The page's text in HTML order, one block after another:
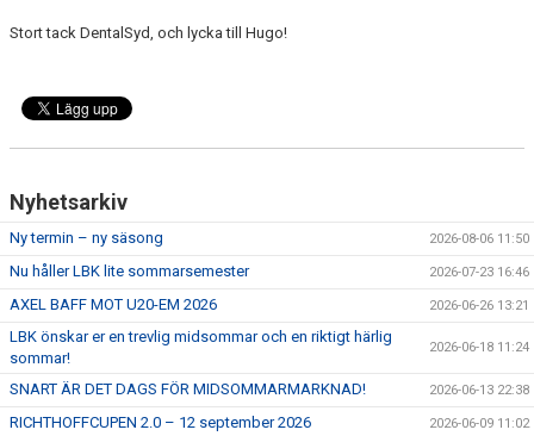
ÅNGERRÄTT
FRÅGOR KRING FRITIDSKORTET
Stort tack DentalSyd, och lycka till Hugo!
Nyhetsarkiv
Ny termin – ny säsong 2026-08-06 11:50
Nu håller LBK lite sommarsemester 2026-07-23 16:46
AXEL BAFF MOT U20-EM 2026 2026-06-26 13:21
LBK önskar er en trevlig midsommar och en riktigt härlig
sommar!
2026-06-18 11:24
SNART ÄR DET DAGS FÖR MIDSOMMARMARKNAD! 2026-06-13 22:38
RICHTHOFFCUPEN 2.0 – 12 september 2026 2026-06-09 11:02